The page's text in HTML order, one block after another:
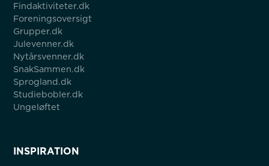
Findaktiviteter.dk
Foreningsoversigt
Grupper.dk
Julevenner.dk
Nytårsvenner.dk
SnakSammen.dk
Sprogland.dk
Studiebobler.dk
Ungeløftet
INSPIRATION